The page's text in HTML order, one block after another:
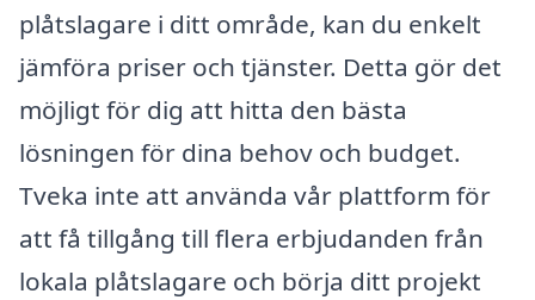
plåtslagare i ditt område, kan du enkelt
jämföra priser och tjänster. Detta gör det
möjligt för dig att hitta den bästa
lösningen för dina behov och budget.
Tveka inte att använda vår plattform för
att få tillgång till flera erbjudanden från
lokala plåtslagare och börja ditt projekt